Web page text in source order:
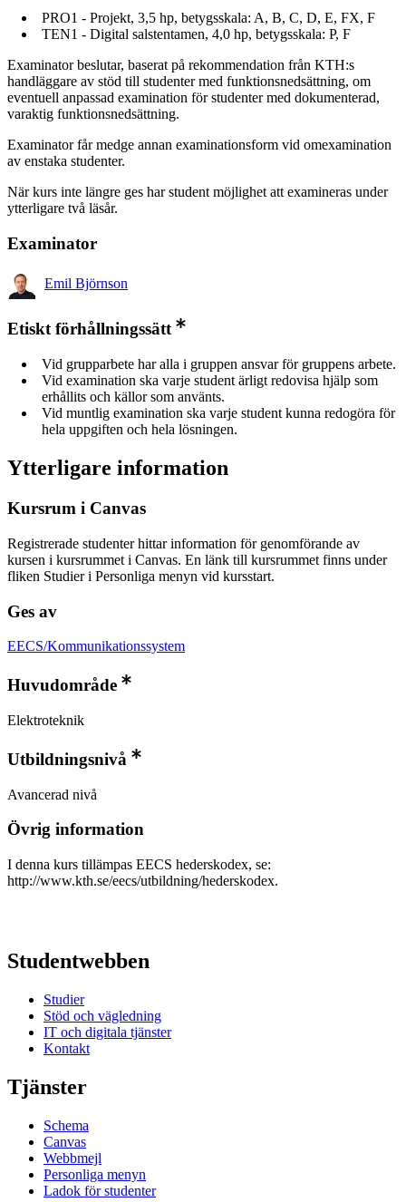
PRO1 - Projekt, 3,5 hp, betygsskala: A, B, C, D, E, FX, F
TEN1 - Digital salstentamen, 4,0 hp, betygsskala: P, F
Examinator beslutar, baserat på rekommendation från KTH:s
handläggare av stöd till studenter med funktionsnedsättning, om
eventuell anpassad examination för studenter med dokumenterad,
varaktig funktionsnedsättning.
Examinator får medge annan examinationsform vid omexamination
av enstaka studenter.
När kurs inte längre ges har student möjlighet att examineras under
ytterligare två läsår.
Examinator
Emil Björnson
Etiskt förhållningssätt
Vid grupparbete har alla i gruppen ansvar för gruppens arbete.
Vid examination ska varje student ärligt redovisa hjälp som
erhållits och källor som använts.
Vid muntlig examination ska varje student kunna redogöra för
hela uppgiften och hela lösningen.
Ytterligare information
Kursrum i Canvas
Registrerade studenter hittar information för genomförande av
kursen i kursrummet i Canvas. En länk till kursrummet finns under
fliken Studier i Personliga menyn vid kursstart.
Ges av
EECS/Kommunikationssystem
Huvudområde
Elektroteknik
Utbildningsnivå
Avancerad nivå
Övrig information
I denna kurs tillämpas EECS hederskodex, se:
http://www.kth.se/eecs/utbildning/hederskodex.
Studentwebben
Studier
Stöd och vägledning
IT och digitala tjänster
Kontakt
Tjänster
Schema
Canvas
Webbmejl
Personliga menyn
Ladok för studenter